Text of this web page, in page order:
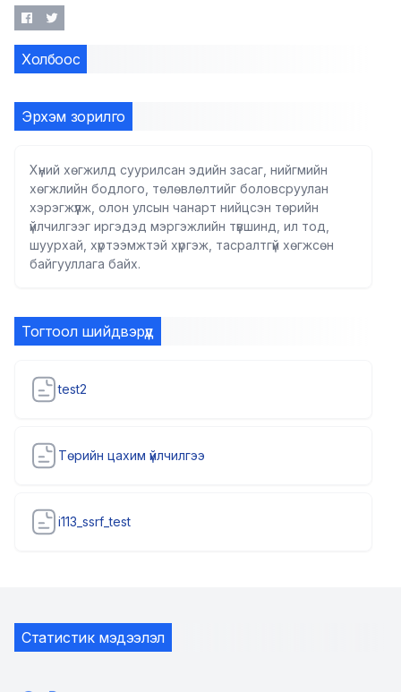
Холбоос
Эрхэм зорилго
Хүний хөгжилд суурилсан эдийн засаг, нийгмийн
хөгжлийн бодлого, төлөвлөлтийг боловсруулан
хэрэгжүүлж, олон улсын чанарт нийцсэн төрийн
үйлчилгээг иргэдэд мэргэжлийн түвшинд, ил тод,
шуурхай, хүртээмжтэй хүргэж, тасралтгүй хөгжсөн
байгууллага байх.
Тогтоол шийдвэрүүд
test2
Төрийн цахим үйлчилгээ
i113_ssrf_test
Статистик мэдээлэл